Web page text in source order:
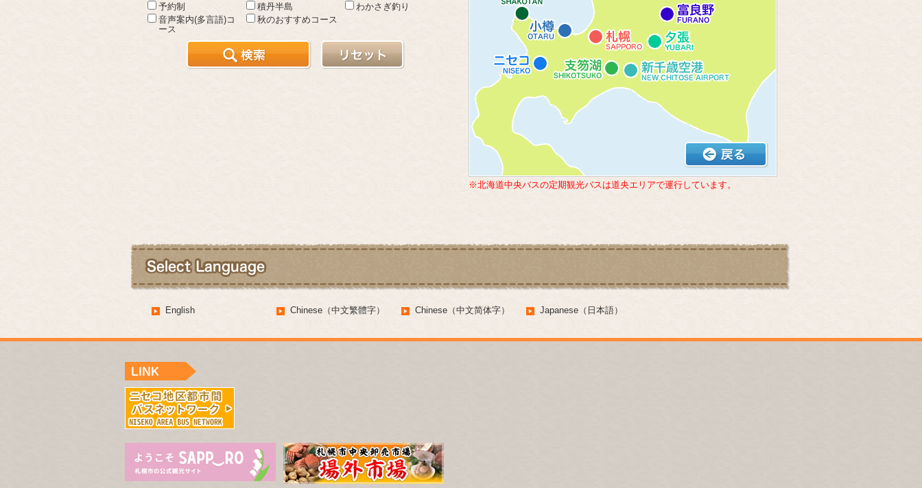
予約制 積丹半島
わかさぎ釣り
音声案内(多言語)コ
ース
秋のおすすめコース
※北海道中央バスの定期観光バスは道央エリアで運行しています。
English Chinese（中文繁體字） Chinese（中文简体字） Japanese（日本語）